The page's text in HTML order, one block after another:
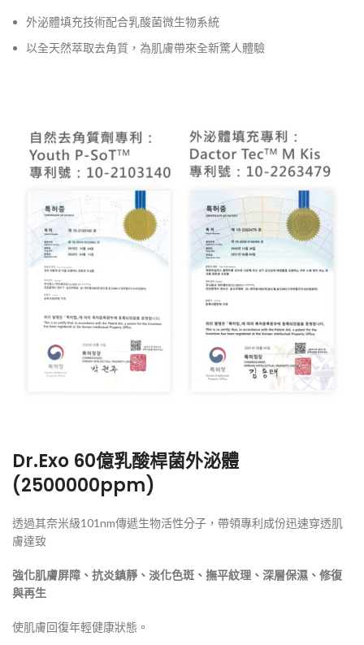
外泌體填充技術配合乳酸菌微生物系統
以全天然萃取去角質，為肌膚帶來全新驚人體驗
Dr.Exo 60億乳酸桿菌外泌體
(2500000ppm)
透過其奈米級101nm傳遞生物活性分子，帶領專利成份迅速穿透肌
膚達致
強化肌膚屏障、抗炎鎮靜、淡化色斑、撫平紋理、深層保濕、修復
與再生
使肌膚回復年輕健康狀態。